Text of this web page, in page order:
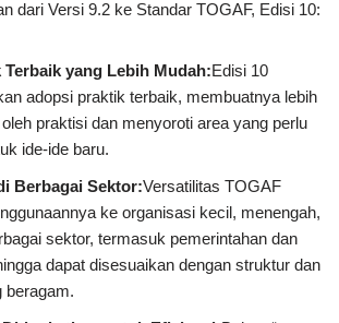
dari Versi 9.2 ke Standar TOGAF, Edisi 10:
yang Lebih Mudah:Edisi 10
adopsi praktik terbaik, membuatnya lebih
praktisi dan menyoroti area yang perlu
ide-ide baru.
Berbagai Sektor:Versatilitas TOGAF
ke organisasi kecil, menengah,
sektor, termasuk pemerintahan dan
dapat disesuaikan dengan struktur dan
beragam.